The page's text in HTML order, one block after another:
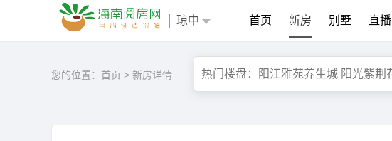
琼中 首页 新房 别墅 直播
您的位置： 首页 > 新房详情